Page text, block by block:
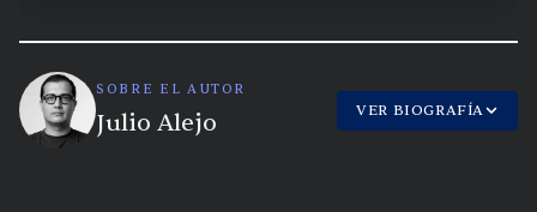
SOBRE EL AUTOR
Julio Alejo VER BIOGRAFÍA